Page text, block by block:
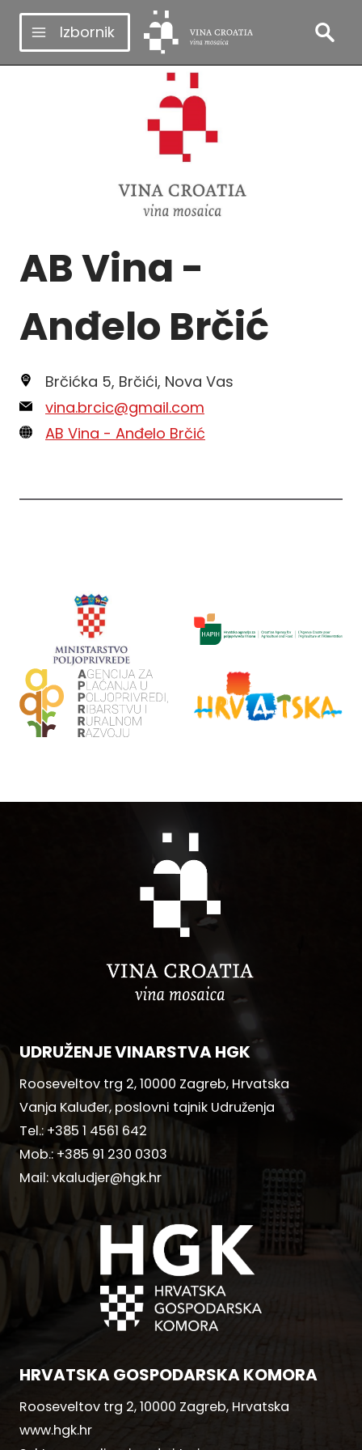
Skip
content
Izbornik
AB Vina -
Anđelo Brčić
Brčićka 5, Brčići, Nova Vas
vina.brcic@gmail.com
AB Vina - Anđelo Brčić
UDRUŽENJE VINARSTVA HGK
Rooseveltov trg 2, 10000 Zagreb, Hrvatska
Vanja Kaluđer, poslovni tajnik Udruženja
Tel.:+385 1 4561 642
Mob.: +385 91 230 0303
Mail:vkaludjer@hgk.hr
HRVATSKA GOSPODARSKA KOMORA
Rooseveltov trg 2, 10000 Zagreb, Hrvatska
www.hgk.hr